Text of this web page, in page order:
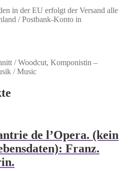
in der EU erfolgt der Versand alle
/ Postbank-Konto in
/ Woodcut, Komponistin –
/ Music
de l’Opera. (kein
Franz.